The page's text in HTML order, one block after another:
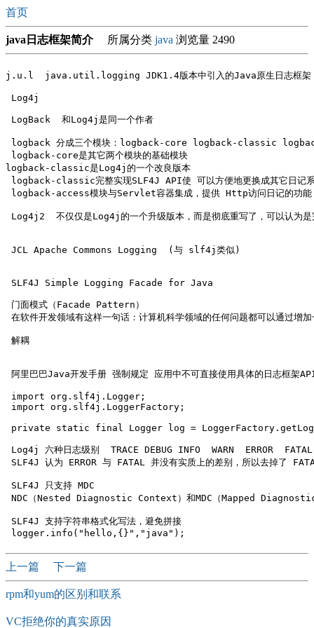
首页
java日志框架简介所属分类 java 浏览量 2490
j.u.l  java.util.logging JDK1.4版本中引入的Java原生日志框架
Log4j
LogBack  和Log4j是同一个作者
logback 分成三个模块：logback-core logback-classic
logback-core是其它两个模块的基础模块
logback-classic是Log4j的一个改良版本
logback-classic完整实现SLF4J API使 可以方便地更换成其它日
logback-access模块与Servlet容器集成，提供 Http访问日记的功能
Log4j2  不仅仅是Log4j的一个升级版本，而是彻底重写了，可以认为是
JCL Apache Commons Logging  (与 slf4j类似)
SLF4J Simple Logging Facade for Java
门面模式（Facade Pattern）
在软件开发领域有这样一句话：计算机科学领域的任何问题都可以通过增
解耦
阿里巴巴Java开发手册 强制规定 应用中不可直接使用具体的日志框
import org.slf4j.Logger;
import org.slf4j.LoggerFactory;
private static final Logger log =
Log4j 六种日志级别  TRACE DEBUG INFO  WARN  ERROR
SLF4J 认为 ERROR 与 FATAL 并没有实质上的差别，所以去掉了
SLF4J 只支持 MDC
NDC（Nested Diagnostic Context）和MDC（Mapped
SLF4J 支持字符串格式化写法，避免拼接
上一篇 下一篇
rpm和yum的区别和联系
VC拒绝你的真实原因